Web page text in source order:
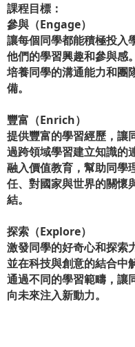
課程目標：
參與（Engage）
讓每個同學都能積極投入
他們的學習興趣和參與感。
培養同學的溝通能力和團
備。
豐富（Enrich）
提供豐富的學習經歷，讓
過跨領域學習建立知識的
融入價值教育，幫助同學
任、對國家與世界的關懷
結。
探索（Explore）
激發同學的好奇心和探索
並在科技與創意的結合中
通過不同的學習範疇，讓
向未來注入新動力。